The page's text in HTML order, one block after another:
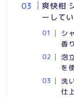
爽快柑
ーして
シ
香
泡
を
洗
仕